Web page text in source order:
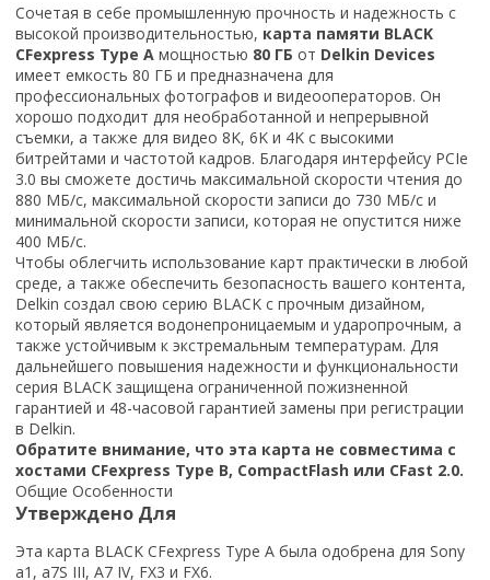
Сочетая в себе промышленную прочность и надежность с
высокой производительностью, карта памяти BLACK
CFexpress Type A мощностью 80 ГБ от Delkin Devices
имеет емкость 80 ГБ и предназначена для
профессиональных фотографов и видеооператоров. Он
хорошо подходит для необработанной и непрерывной
съемки, а также для видео 8K, 6K и 4K с высокими
битрейтами и частотой кадров. Благодаря интерфейсу PCIe
3.0 вы сможете достичь максимальной скорости чтения до
880 МБ/с, максимальной скорости записи до 730 МБ/с и
минимальной скорости записи, которая не опустится ниже
400 МБ/с.
Чтобы облегчить использование карт практически в любой
среде, а также обеспечить безопасность вашего контента,
Delkin создал свою серию BLACK с прочным дизайном,
который является водонепроницаемым и ударопрочным, а
также устойчивым к экстремальным температурам. Для
дальнейшего повышения надежности и функциональности
серия BLACK защищена ограниченной пожизненной
гарантией и 48-часовой гарантией замены при регистрации
в Delkin.
Обратите внимание, что эта карта не совместима с
хостами CFexpress Type B, CompactFlash или CFast 2.0.
Общие Особенности
Утверждено Для
Эта карта BLACK CFexpress Type A была одобрена для Sony
a1, a7S III, A7 IV, FX3 и FX6.